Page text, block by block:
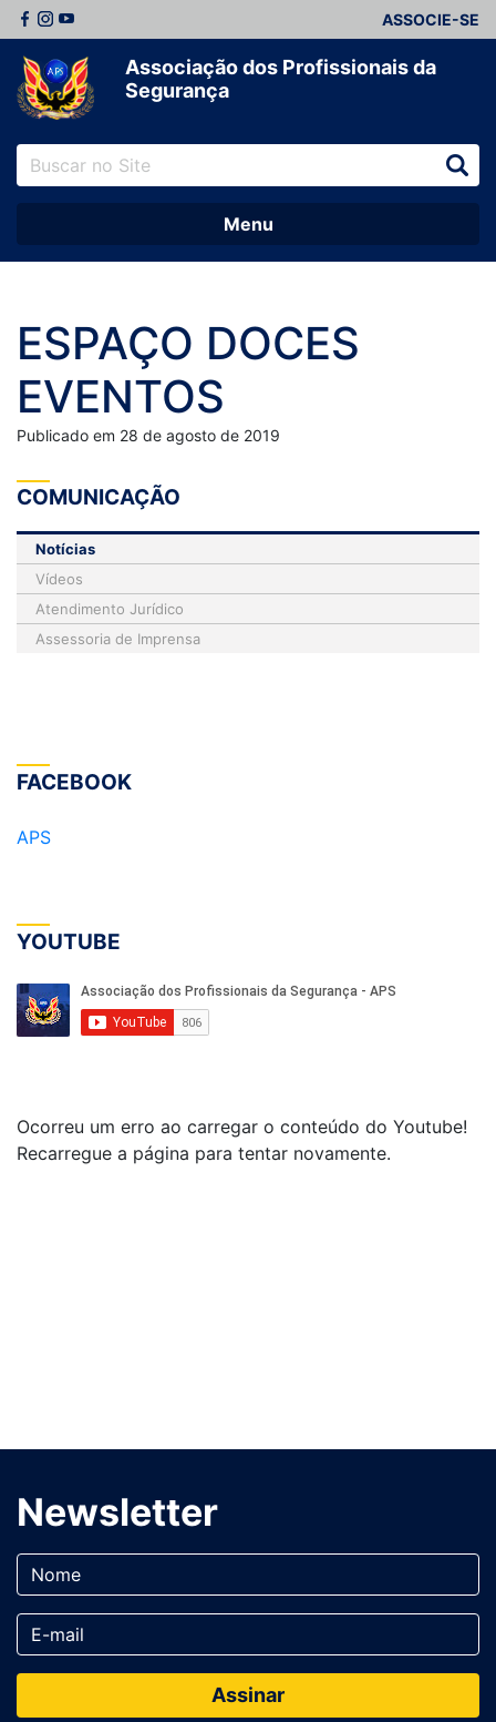
ASSOCIE-SE
Associação dos Profissionais da
Segurança
Menu
ESPAÇO DOCES
EVENTOS
Publicado em 28 de agosto de 2019
COMUNICAÇÃO
Notícias
Vídeos
Atendimento Jurídico
Assessoria de Imprensa
FACEBOOK
APS
YOUTUBE
Ocorreu um erro ao carregar o conteúdo do Youtube!
Recarregue a página para tentar novamente.
Newsletter